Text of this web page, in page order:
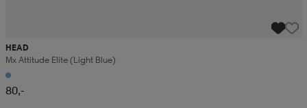
HEAD
Mx Attitude Elite (light Blue)
80,-